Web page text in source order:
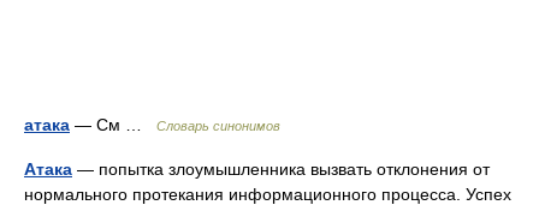
атака — См … Словарь синонимов
Атака — попытка злоумышленника вызвать отклонения от
нормального протекания информационного процесса. Успех